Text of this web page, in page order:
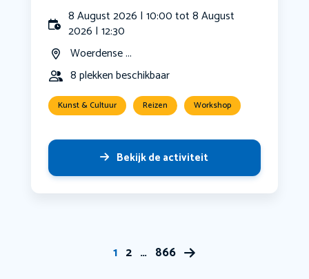
8 August 2026 | 10:00 tot 8 August
2026 | 12:30
Woerdense ...
8 plekken beschikbaar
Kunst & Cultuur Reizen Workshop
Bekijk de activiteit
1 2 … 866